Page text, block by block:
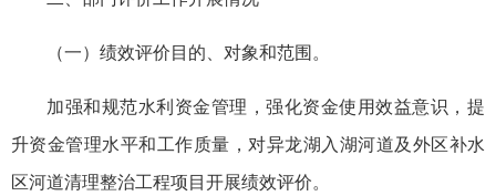
（一）绩效评价目的、对象和范围。
加强和规范水利资金管理，强化资金使用效益意识，提
升资金管理水平和工作质量，对异龙湖入湖河道及外区补水
区河道清理整治工程项目开展绩效评价。